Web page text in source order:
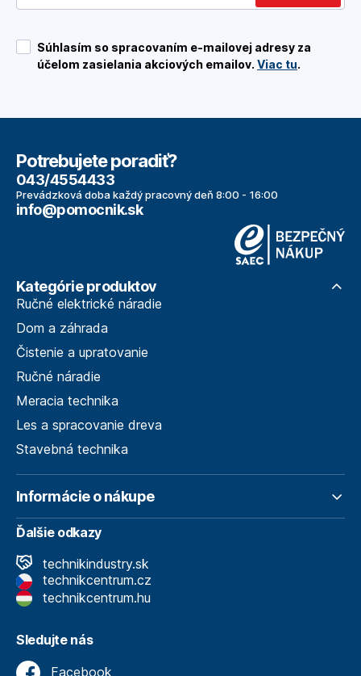
Súhlasím so spracovaním e-mailovej adresy za
účelom zasielania akciových emailov. Viac tu.
Potrebujete poradiť?
043/4554433
Prevádzková doba každý pracovný deň 8:00 - 16:00
info@pomocnik.sk
Kategórie produktov
Ručné elektrické náradie
Dom a záhrada
Čistenie a upratovanie
Ručné náradie
Meracia technika
Les a spracovanie dreva
Stavebná technika
Informácie o nákupe
Ďalšie odkazy
technikindustry.sk
technikcentrum.cz
technikcentrum.hu
Sledujte nás
Facebook